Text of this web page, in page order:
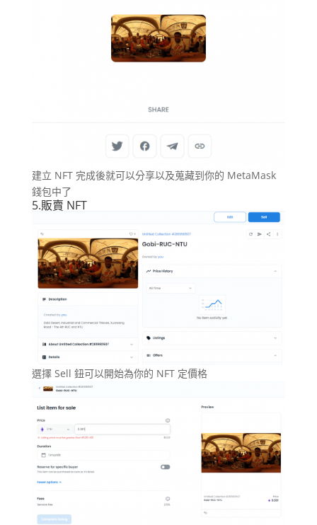
建立 NFT 完成後就可以分享以及蒐藏到你的 MetaMask
錢包中了
5.販賣 NFT
選擇 Sell 鈕可以開始為你的 NFT 定價格